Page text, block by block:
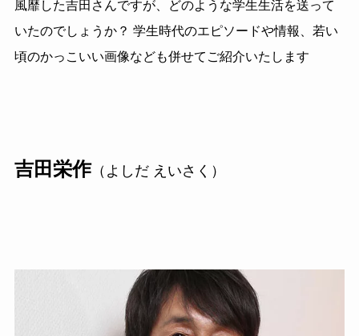
風靡した吉田さんですが、どのような学生生活を送って
いたのでしょうか？ 学生時代のエピソードや情報、若い
頃のかっこいい画像なども併せてご紹介いたします
吉田栄作（よしだ えいさく）